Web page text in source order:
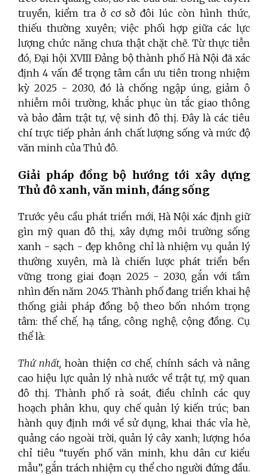
truyền, kiểm tra ở cơ sở đôi lúc còn hình thức,
thiếu thường xuyên; việc phối hợp giữa các lực
lượng chức năng chưa thật chặt chẽ. Từ thực tiễn
đó, Đại hội XVIII Đảng bộ thành phố Hà Nội đã xác
định 4 vấn đề trọng tâm cần ưu tiên trong nhiệm
kỳ 2025 - 2030, đó là chống ngập úng, giảm ô
nhiễm môi trường, khắc phục ùn tắc giao thông
và bảo đảm trật tự, vệ sinh đô thị. Đây là các tiêu
chí trực tiếp phản ánh chất lượng sống và mức độ
văn minh của Thủ đô.
Giải pháp đồng bộ hướng tới xây dựng
Thủ đô xanh, văn minh, đáng sống
Trước yêu cầu phát triển mới, Hà Nội xác định giữ
gìn mỹ quan đô thị, xây dựng môi trường sống
xanh - sạch - đẹp không chỉ là nhiệm vụ quản lý
thường xuyên, mà là chiến lược phát triển bền
vững trong giai đoạn 2025 - 2030, gắn với tầm
nhìn đến năm 2045. Thành phố đang triển khai hệ
thống giải pháp đồng bộ theo bốn nhóm trọng
tâm: thể chế, hạ tầng, công nghệ, cộng đồng. Cụ
thể là:
Thứ nhất,hoàn thiện cơ chế, chính sách và nâng
cao hiệu lực quản lý nhà nước về trật tự, mỹ quan
đô thị. Thành phố rà soát, điều chỉnh các quy
hoạch phân khu, quy chế quản lý kiến trúc; ban
hành quy định mới về sử dụng, khai thác vỉa hè,
quảng cáo ngoài trời, quản lý cây xanh; lượng hóa
chỉ tiêu “tuyến phố văn minh, khu dân cư kiểu
mẫu”, gắn trách nhiệm cụ thể cho người đứng đầu.